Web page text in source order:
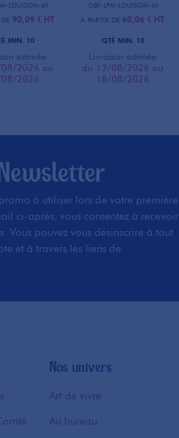
LOUISON-60
90,09 € HT
MIN. 10
estimée
2026 au
2026
OBF-LPM-LOUISON-40
À PARTIR DE 60,06 € HT
QTÉ MIN. 10
Livraison estimée
du 13/08/2026 au
18/08/2026
à utiliser lors de votre première
ci-après, vous consentez à recevoir
pouvez vous désinscrire à tout
et à travers les liens de
Nos univers
Art de vivre
Au bureau